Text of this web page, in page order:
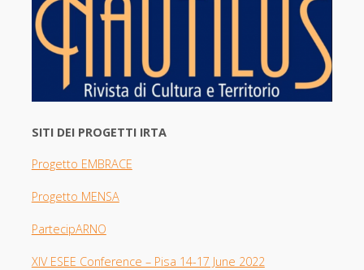
SITI DEI PROGETTI IRTA
Progetto EMBRACE
Progetto MENSA
PartecipARNO
XIV ESEE Conference – Pisa 14-17 June 2022